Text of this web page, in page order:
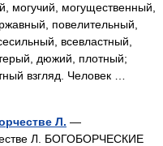
могучий, могущественный,
повелительный,
всевластный,
дюжий, плотный;
взгляд. Человек …
Л. —
Л. БОГОБОРЧЕСКИЕ